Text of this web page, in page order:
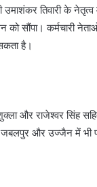
तिवारी के नेतृत्व
सौंपा। कर्मचारी
है।
और राजेश्वर सिंह
जबलपुर और उज्जैन में भी